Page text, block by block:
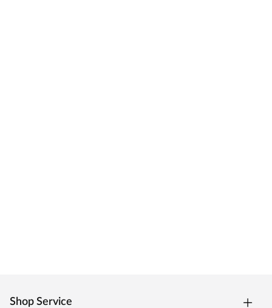
Shop Service